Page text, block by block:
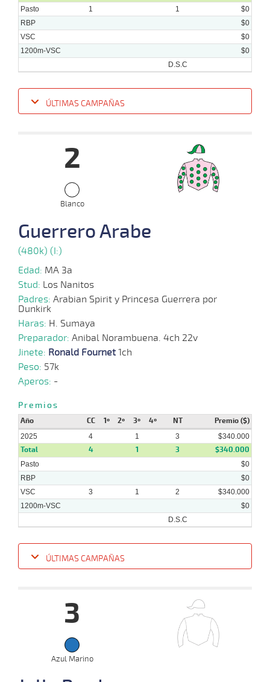
Pasto 1 1
$0
RBP
$0
VSC
$0
1200m-VSC
$0
D.S.C
ÚLTIMAS CAMPAÑAS
1200m 12 3/4 46,5
2
Blanco
Guerrero Arabe
(480k) (I:)
Edad: MA 3a
Stud: Los Nanitos
Padres: Arabian Spirit y Princesa Guerrera por
Dunkirk
Haras: H. Sumaya
Preparador: Anibal Norambuena. 4ch 22v
Jinete: Ronald Fournet1ch
Peso: 57k
Aperos: -
Premios
Año CC 1º 2º 3º 4º NT Premio ($)
2025 4 1 3 $340.000
Total 4 1 3 $340.000
Pasto
$0
RBP
$0
VSC
3 1 2
$340.000
1200m-VSC
$0
D.S.C
ÚLTIMAS CAMPAÑAS
1200m 16,2
VS 1000m
3
Azul Marino